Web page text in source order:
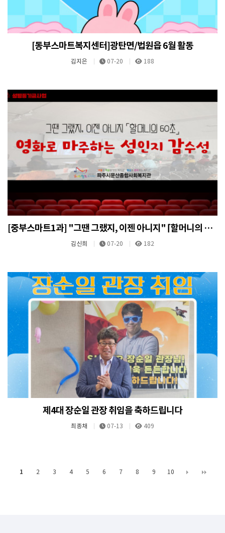
[동부스마트복지센터]광탄면/법원읍 6월 활동
김지은 07-20 188
[중부스마트1과] "그땐 그랬지, 이젠 아니지" ⌈할머니의 60초⌋ 소중한 하루 5회기 프로그램
김신희 07-20 182
제4대 장순일 관장 취임을 축하드립니다
최종채 07-13 409
1 2 3 4 5 6 7 8 9 10